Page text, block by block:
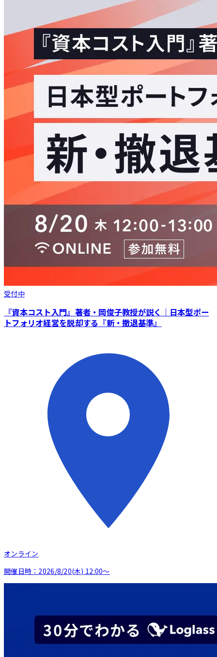
受付中
『資本コスト入門』著者・岡俊子教授が説く｜日本型ポー
トフォリオ経営を脱却する『新・撤退基準』
オンライン
開催日時： 2026/8/20(木) 12:00〜